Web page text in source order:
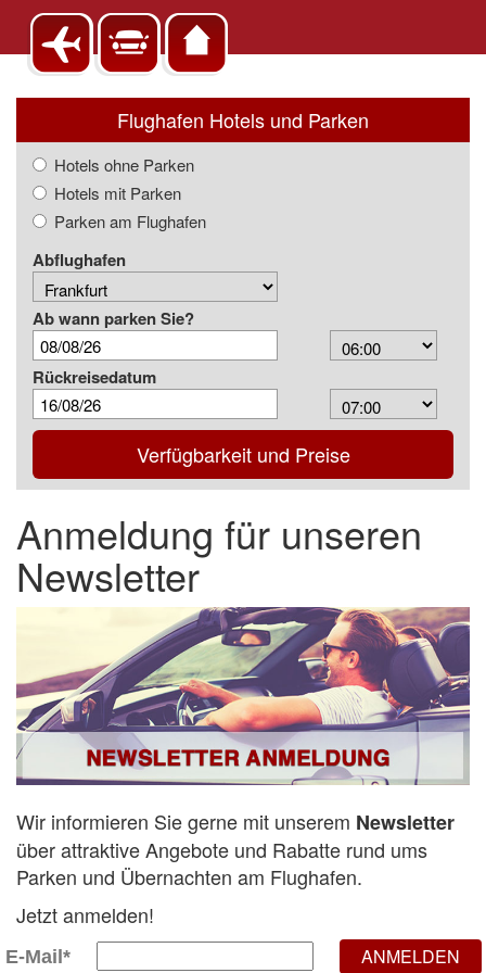
Flughafen Hotels und Parken
Hotels ohne Parken
Hotels mit Parken
Parken am Flughafen
Abflughafen
Ab wann parken Sie?
Arrival
Time
Rückreisedatum
Depart
Time
Verfügbarkeit und Preise
Anmeldung für unseren
Newsletter
Wir informieren Sie gerne mit unserem Newsletter
über attraktive Angebote und Rabatte rund ums
Parken und Übernachten am Flughafen.
Jetzt anmelden!
E-Mail* ANMELDEN